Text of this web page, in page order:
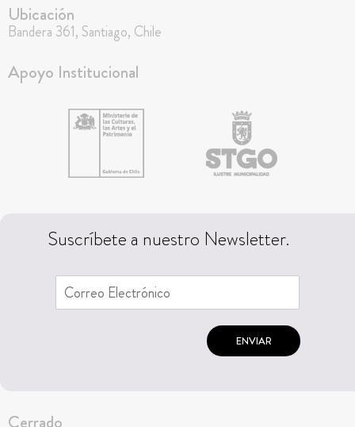
Ubicación
Bandera 361, Santiago, Chile
Apoyo Institucional
Suscríbete a nuestro Newsletter.
ENVIAR
Cerrado